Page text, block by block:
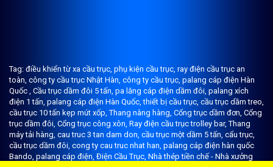
Tag: điều khiển từ xa cầu trục, phụ kiện cầu trục, ray điện cầu trục an
toàn, công ty cầu trục Nhật Hàn, công ty cầu trục, palang cáp điện Hàn
Quốc , Cầu trục dầm đôi 5 tấn, pa lăng cáp điện dầm đôi, palang xích
điện 1 tấn, palang cáp điện Hàn Quốc,thiết bị cầu trục, cầu trục dầm treo,
cầu trục 10 tấn kẹp mút xốp,Thang nâng hàng, Cổng trục dầm đơn, Cổng
trục dầm đôi, Cổng trục công xôn, Ray điện cầu trục trolley bar,Thang
máy tải hàng, cau truc 3 tan dam don, cầu trục một dầm 5 tấn, cẩu trục,
cầu trục dầm đôi, cong ty cau truc nhat han, palang cáp điện hàn quốc
Bando, palang cáp điện, Điện Cầu Trục, Nhà thép tiền chế - Nhà xưởng